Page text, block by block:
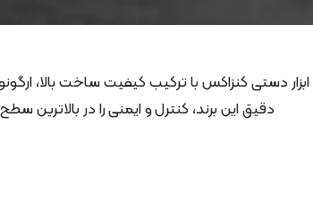
ابزار دستی کنزاکس با ترکیب کیفیت ساخت بالا،
دقیق این برند، کنترل و ایمنی را در